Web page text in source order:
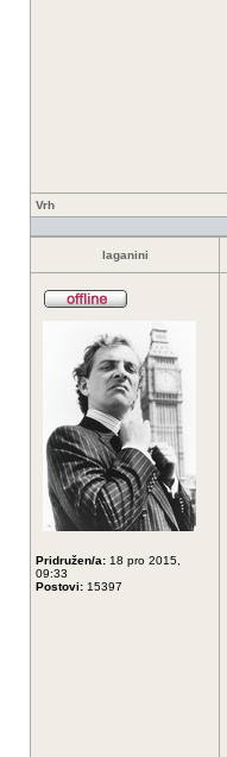
Vrh
laganini
Pridružen/a: 18 pro 2015,
09:33
Postovi: 15397